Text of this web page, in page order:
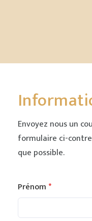
Envoyez nous un
formulaire ci-
que possible.
Leave
this
field
Prénom